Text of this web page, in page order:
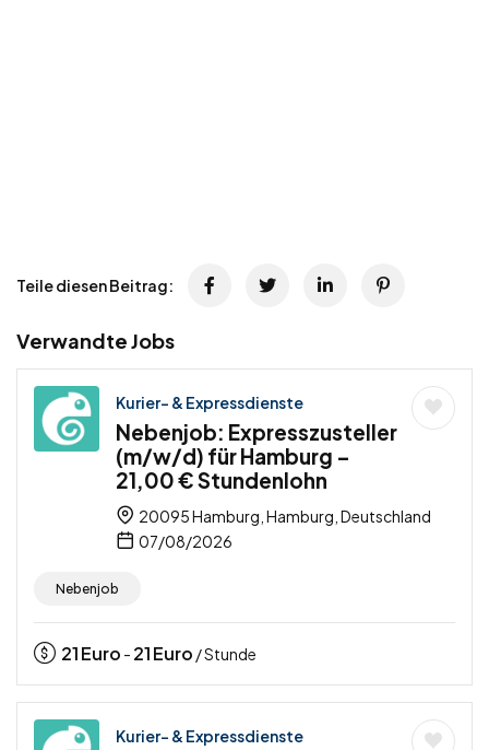
Teile diesen Beitrag:
Verwandte Jobs
Kurier- & Expressdienste
Nebenjob: Expresszusteller
(m/w/d) für Hamburg –
21,00 € Stundenlohn
20095 Hamburg, Hamburg, Deutschland
07/08/2026
Nebenjob
21Euro - 21Euro / Stunde
Kurier- & Expressdienste